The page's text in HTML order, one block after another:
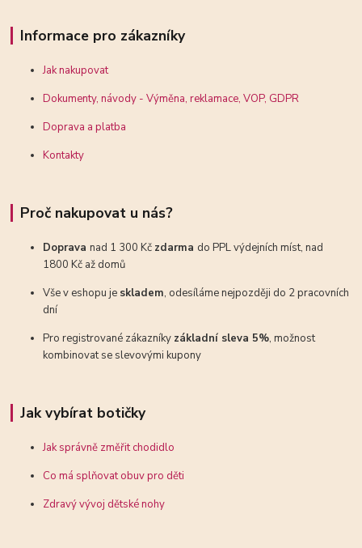
Informace pro zákazníky
Jak nakupovat
Dokumenty, návody - Výměna, reklamace, VOP, GDPR
Doprava a platba
Kontakty
Proč nakupovat u nás?
Dopravanad 1 300 Kč zdarma do PPL výdejních míst, nad
1800 Kč až domů
Vše v eshopu je skladem, odesíláme nejpozději do 2 pracovních
dní
Pro registrované zákazníky základní sleva 5%, možnost
kombinovat se slevovými kupony
Jak vybírat botičky
Jak správně změřit chodidlo
Co má splňovat obuv pro děti
Zdravý vývoj dětské nohy